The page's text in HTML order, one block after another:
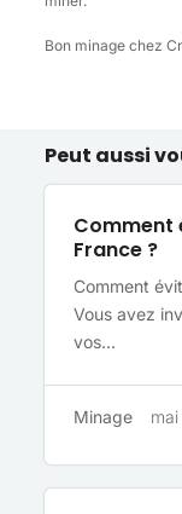
Bon minage chez
Peut aussi
Comment
France ?
Minage
Comment
Vous avez
vos...